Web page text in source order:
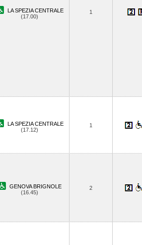
LA SPEZIA CENTRALE
(17.00)
1
LA SPEZIA CENTRALE
(17.12)
1
GENOVA BRIGNOLE
(16.45)
2